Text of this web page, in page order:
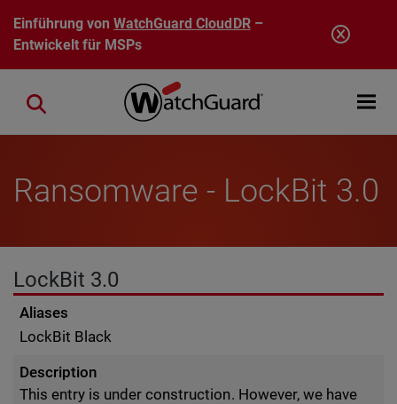
Direkt zum Inhalt
Einführung vonWatchGuard CloudDR–
Entwickelt für MSPs
Open
Close search
Ransomware - LockBit 3.0
LockBit 3.0
Aliases
LockBit Black
Description
This entry is under construction. However, we have